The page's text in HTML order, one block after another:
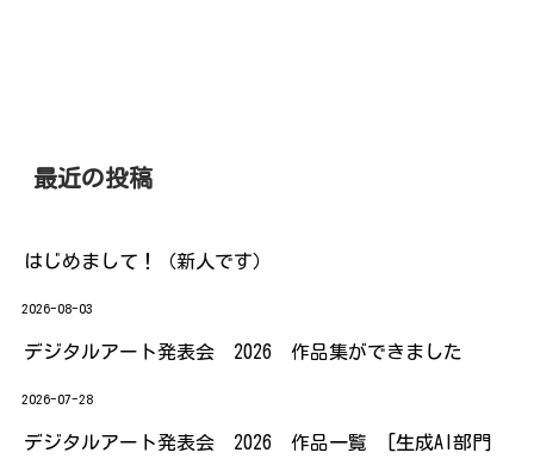
最近の投稿
はじめまして！（新人です）
2026-08-03
デジタルアート発表会 2026 作品集ができました
2026-07-28
デジタルアート発表会 2026 作品一覧 [生成AI部門